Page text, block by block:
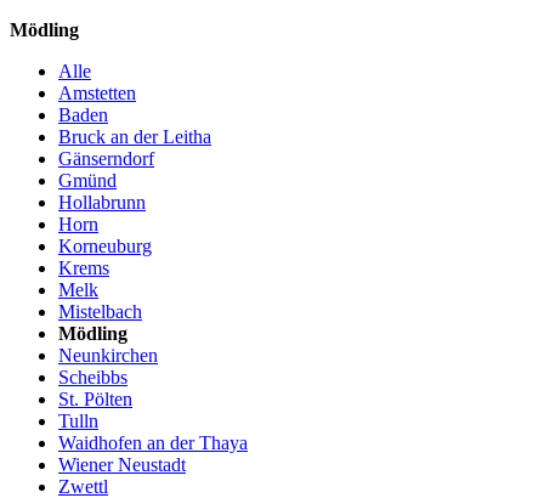
Mödling
Alle
Amstetten
Baden
Bruck an der Leitha
Gänserndorf
Gmünd
Hollabrunn
Horn
Korneuburg
Krems
Melk
Mistelbach
Mödling
Neunkirchen
Scheibbs
St. Pölten
Tulln
Waidhofen an der Thaya
Wiener Neustadt
Zwettl